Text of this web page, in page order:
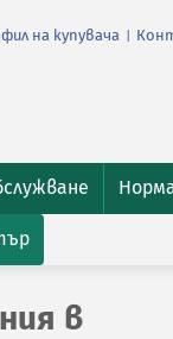
на купувача
в